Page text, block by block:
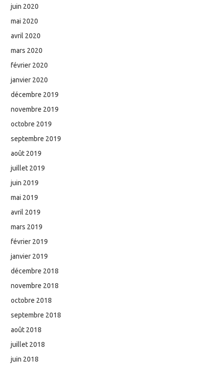
juin 2020
mai 2020
avril 2020
mars 2020
février 2020
janvier 2020
décembre 2019
novembre 2019
octobre 2019
septembre 2019
août 2019
juillet 2019
juin 2019
mai 2019
avril 2019
mars 2019
février 2019
janvier 2019
décembre 2018
novembre 2018
octobre 2018
septembre 2018
août 2018
juillet 2018
juin 2018